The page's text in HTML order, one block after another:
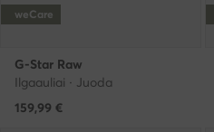
weCare
G-Star Raw
Ilgaauliai · Juoda
159,99 €